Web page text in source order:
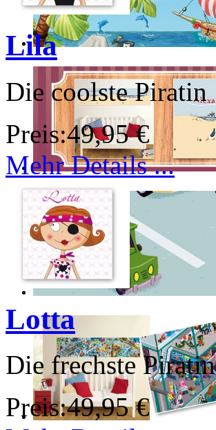
Lila
Die coolste Piratin
Preis:49,95 €
Mehr Details ...
Lotta
Die frechste Piratin
Preis:49,95 €